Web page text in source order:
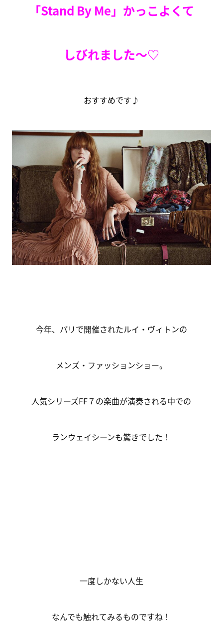
「Stand By Me」かっこよくて
しびれました～♡
おすすめです♪
今年、パリで開催されたルイ・ヴィトンの
メンズ・ファッションショー。
人気シリーズFF７の楽曲が演奏される中での
ランウェイシーンも驚きでした！
一度しかない人生
なんでも触れてみるものですね！